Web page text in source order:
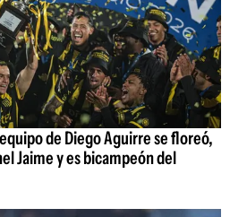
de Diego Aguirre se floreó,
Jaime y es bicampeón del